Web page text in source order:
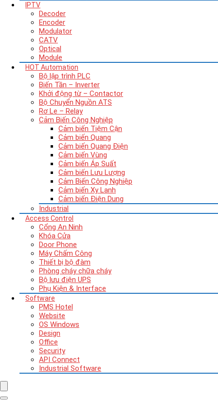
IPTV
Decoder
Encoder
Modulator
CATV
Optical
Module
HOT Automation
Bộ lập trình PLC
Biến Tần – Inverter
Khởi động từ – Contactor
Bộ Chuyển Nguồn ATS
Rơ Le – Relay
Cảm Biến Công Nghiệp
Cảm biến Tiệm Cận
Cảm biến Quang
Cảm biến Quang Điện
Cảm biến Vùng
Cảm biến Áp Suất
Cảm biến Lưu Lượng
Cảm Biến Công Nghiệp
Cảm biến Xy Lanh
Cảm biến Điện Dung
Industrial
Access Control
Cổng An Ninh
Khóa Cửa
Door Phone
Máy Chấm Công
Thiết bị bộ đàm
Phòng cháy chữa cháy
Bộ lưu điện UPS
Phụ Kiện & Interface
Software
PMS Hotel
Website
OS Windows
Design
Office
Security
API Connect
Industrial Software